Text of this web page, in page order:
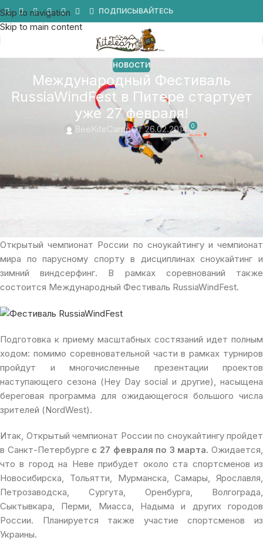
Skip to navigation
Skip to main content
ПОДПИСЫВАЙТЕСЬ
НОВОСТИ
Международный Фестиваль
RussiaWindFest в Питере стартует
уже 27 февраля!
BeeKiteCampОт 26.02.2014 0
Почти две недели один из красивейших видов
спорта будет привлекать внимание всех
поклонников ветра и паруса, лыж и сноуборда на
берегах Финского залива.
Яхтенный порт «Геркулес» Яхт-клуба Санкт-Петербурга
один за другим примет два крупнейших соревнования:
Открытый чемпионат России по сноукайтингу и чемпионат
мира по парусному спорту в дисциплинах сноукайтинг и
зимний виндсерфинг. В рамках соревнований также
состоится Международный Фестиваль RussiaWindFest.
Подготовка к приему масштабных состязаний идет полным
ходом: помимо соревновательной части в рамках турниров
пройдут и многочисленные презентации проектов
наступающего сезона (Hey Day social и другие), насыщена
береговая программа для ожидающегося большого числа
зрителей (NordWest).
Итак, Открытый чемпионат России по сноукайтингу пройдет
в Санкт-Петербурге с 27 февраля по 3 марта. Ожидается,
что в город на Неве прибудет около ста спортсменов из
Новосибирска, Тольятти, Мурманска, Самары, Ярославля,
Петрозаводска, Сургута, Оренбурга, Волгограда,
Сыктывкара, Перми, Миасса, Надыма и других городов
России. Планируется также участие спортсменов из
Украины.